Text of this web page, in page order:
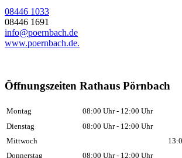
08446 1033
08446 1691
info@poernbach.de
www.poernbach.de.
Öffnungszeiten Rathaus Pörnbach
Montag
08:00 Uhr - 12:00 Uhr
Dienstag
08:00 Uhr - 12:00 Uhr
Mittwoch
Donnerstag
08:00 Uhr - 12:00 Uhr